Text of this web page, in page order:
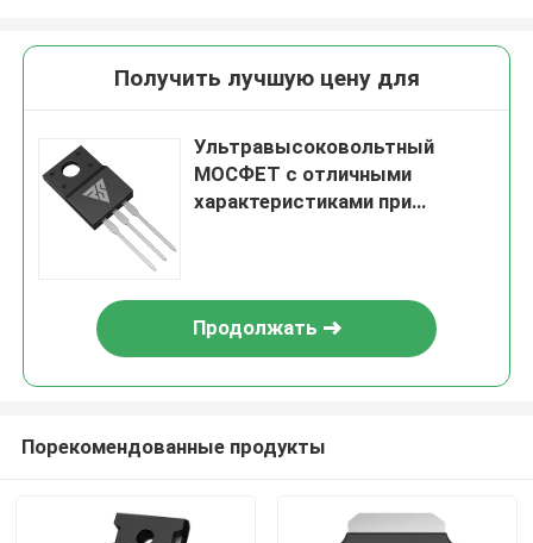
Получить лучшую цену для
Ультравысоковольтный
МОСФЕТ с отличными
характеристиками при
Продолжать
Порекомендованные продукты